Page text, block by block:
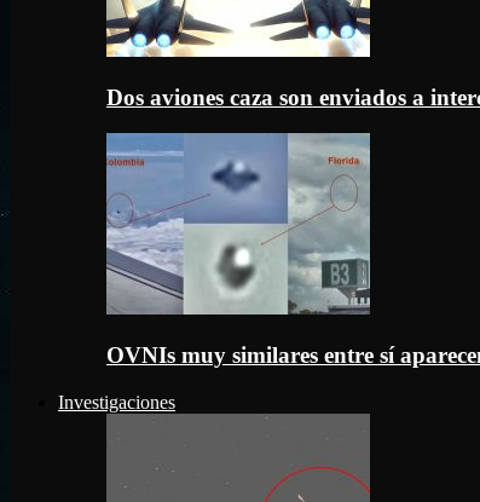
Dos aviones caza son enviados a
OVNIs muy similares entre sí
Investigaciones